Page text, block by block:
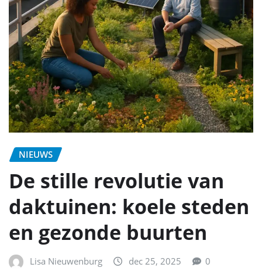
NIEUWS
De stille revolutie van
daktuinen: koele steden
en gezonde buurten
Lisa Nieuwenburg dec 25, 2025 0